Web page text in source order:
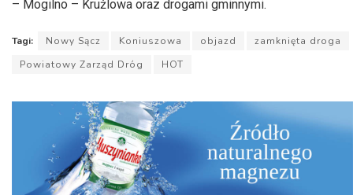
– Mogilno – Krużlowa oraz drogami gminnymi.
Tagi: Nowy Sącz Koniuszowa objazd
zamknięta droga
Powiatowy Zarząd Dróg
HOT